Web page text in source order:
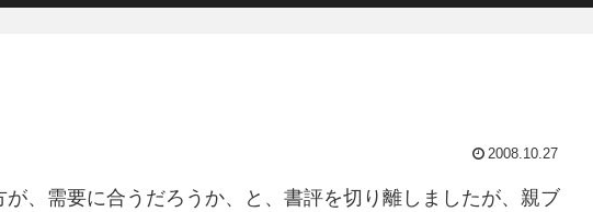
2008.10.27
、需要に合うだろうか、と、書評を切り離しましたが、親ブ